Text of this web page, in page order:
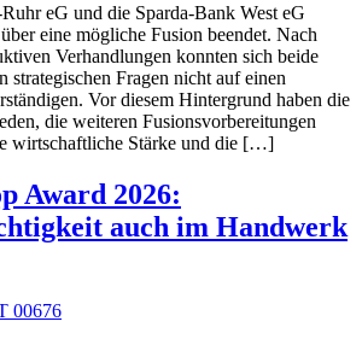
eG und die Sparda-Bank West eG
eine mögliche Fusion beendet. Nach
Verhandlungen konnten sich beide
strategischen Fragen nicht auf einen
Vor diesem Hintergrund haben die
die weiteren Fusionsvorbereitungen
wirtschaftliche Stärke und die […]
Award 2026:
auch im Handwerk